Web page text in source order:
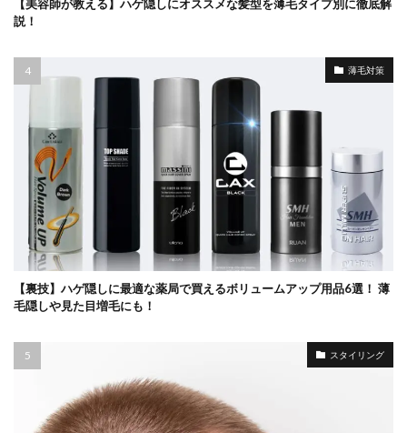
【美容師が教える】ハゲ隠しにオススメな髪型を薄毛タイプ別に徹底解
説！
薄毛対策
【裏技】ハゲ隠しに最適な薬局で買えるボリュームアップ用品6選！ 薄
毛隠しや見た目増毛にも！
スタイリング